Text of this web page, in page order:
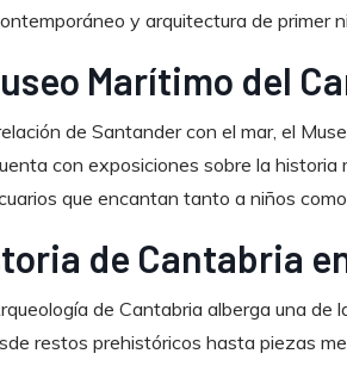
y arquitectura de primer
Marítimo del
de Santander con el mar, el
con exposiciones sobre la historia
que encantan tanto a niños
de Cantabria
de Cantabria alberga una de
restos prehistóricos hasta piezas